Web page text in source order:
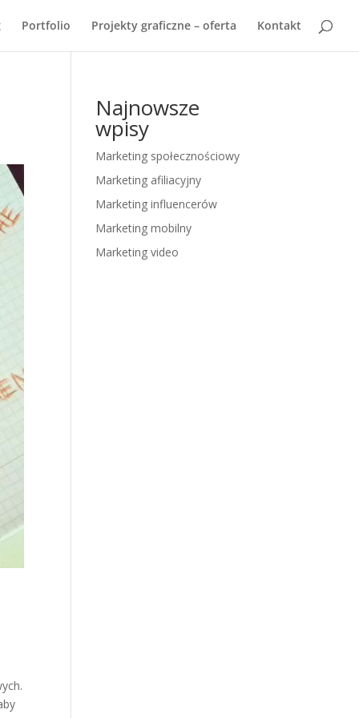
Portfolio Projekty graficzne – oferta Kontakt
Najnowsze
wpisy
Marketing społecznościowy
Marketing afiliacyjny
Marketing influencerów
Marketing mobilny
Marketing video